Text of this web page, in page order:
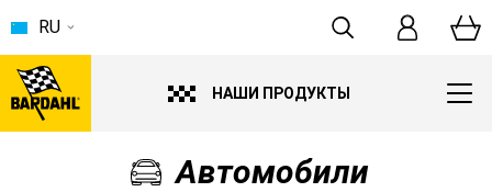
НАШИ ПРОДУКТЫ
RU
Автомобили